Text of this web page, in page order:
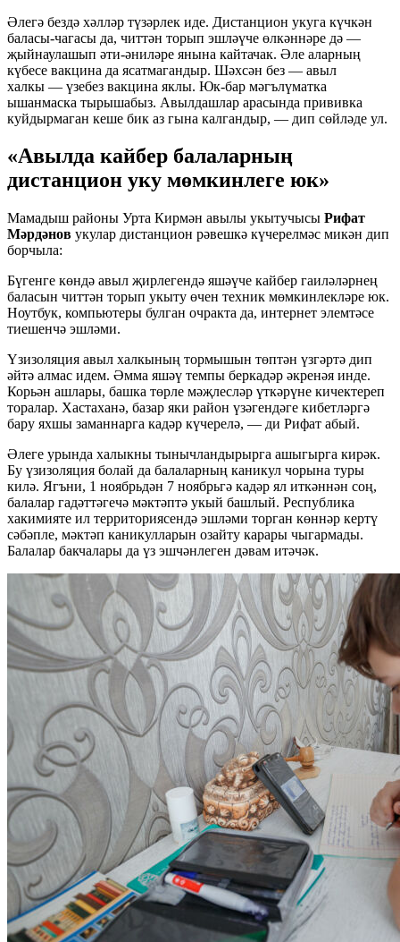
Әлегә бездә хәлләр түзәрлек иде. Дистанцион укуга күчкән
баласы-чагасы да, читтән торып эшләүче өлкәннәре дә —
җыйнаулашып әти-әниләре янына кайтачак. Әле аларның
күбесе вакцина да ясатмагандыр. Шәхсән без — авыл
халкы — үзебез вакцина яклы. Юк-бар мәгълүматка
ышанмаска тырышабыз. Авылдашлар арасында прививка
куйдырмаган кеше бик аз гына калгандыр, — дип сөйләде ул.
«Авылда кайбер балаларның
дистанцион уку мөмкинлеге юк»
Мамадыш районы Урта Кирмән авылы укытучысы Рифат
Мәрдәнов укулар дистанцион рәвешкә күчерелмәс микән дип
борчыла:
Бүгенге көндә авыл җирлегендә яшәүче кайбер гаиләләрнең
баласын читтән торып укыту өчен техник мөмкинлекләре юк.
Ноутбук, компьютеры булган очракта да, интернет элемтәсе
тиешенчә эшләми.
Үзизоляция авыл халкының тормышын төптән үзгәртә дип
әйтә алмас идем. Әмма яшәү темпы беркадәр әкренәя инде.
Корьән ашлары, башка төрле мәҗлесләр үткәрүне кичектереп
торалар. Хастаханә, базар яки район үзәгендәге кибетләргә
бару яхшы заманнарга кадәр күчерелә, — ди Рифат абый.
Әлеге урында халыкны тынычландырырга ашыгырга кирәк.
Бу үзизоляция болай да балаларның каникул чорына туры
килә. Ягъни, 1 ноябрьдән 7 ноябрьгә кадәр ял иткәннән соң,
балалар гадәттәгечә мәктәптә укый башлый. Республика
хакимияте ил территориясендә эшләми торган көннәр кертү
сәбәпле, мәктәп каникулларын озайту карары чыгармады.
Балалар бакчалары да үз эшчәнлеген дәвам итәчәк.